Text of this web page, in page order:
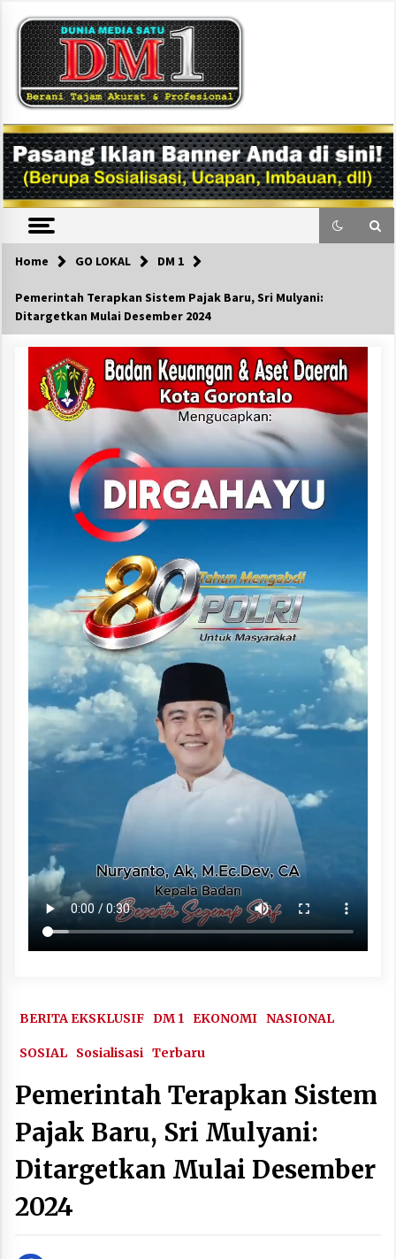
content
DM1
Home GO LOKAL DM 1
Pemerintah Terapkan Sistem Pajak Baru, Sri Mulyani:
Ditargetkan Mulai Desember 2024
BERITA EKSKLUSIF DM 1 EKONOMI NASIONAL
SOSIAL Sosialisasi Terbaru
Pemerintah Terapkan Sistem
Pajak Baru, Sri Mulyani:
Ditargetkan Mulai Desember
2024